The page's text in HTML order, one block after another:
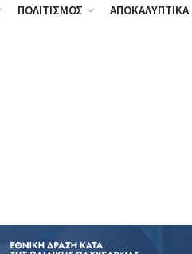
ΠΟΛΙΤΙΣΜΟΣ ΑΠΟΚΑΛΥΠΤΙΚΑ